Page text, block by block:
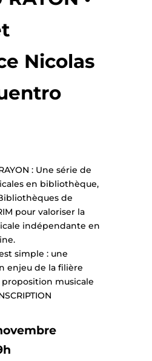
Nicolas
: Une série de
en bibliothèque,
de
pour valoriser la
indépendante en
simple : une
enjeu de la filière
musicale